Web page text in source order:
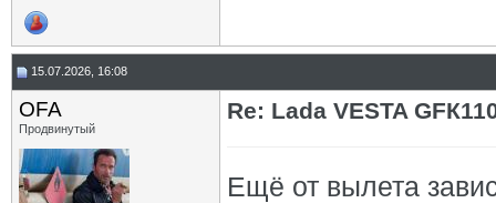
15.07.2026, 16:08
OFA
Продвинутый
Re: Lada VESTA
Ещё от вылета